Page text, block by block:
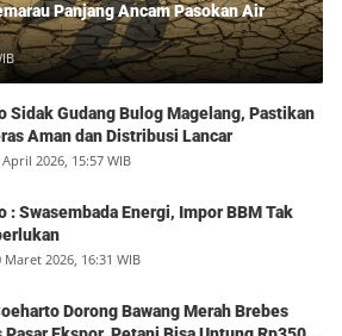
Panjang Ancam Pasokan Air
Sidak Gudang Bulog Magelang, Pastikan
Aman dan Distribusi Lancar
2026, 15:57 WIB
: Swasembada Energi, Impor BBM Tak
Maret 2026, 16:31 WIB
Dorong Bawang Merah Brebes